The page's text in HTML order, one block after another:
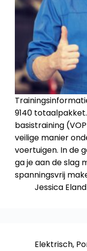
9140
basistraining
veilige manier
voertuigen. In de
ga je aan de slag
spanningsvrij
Jessica Eland
Elektrisch,